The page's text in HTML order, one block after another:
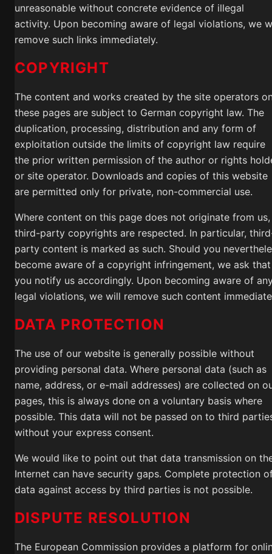
unreasonable without concrete evidence of illegal
activity. Upon becoming aware of legal violations, we
remove such links immediately.
COPYRIGHT
The content and works created by the site operators
these pages are subject to German copyright law. The
duplication, processing, distribution and any form of
exploitation outside the limits of copyright law require
the prior written permission of the author or rights
or site operator. Downloads and copies of this website
are permitted only for private, non-commercial use.
Where content on this page does not originate from us,
third-party copyrights are respected. In particular,
party content is marked as such. Should you
become aware of a copyright infringement, we ask that
you notify us accordingly. Upon becoming aware of
legal violations, we will remove such content
DATA PROTECTION
The use of our website is generally possible without
providing personal data. Where personal data (such as
name, address, or e-mail addresses) are collected on
pages, this is always done on a voluntary basis where
possible. This data will not be passed on to third
without your express consent.
We would like to point out that data transmission on
Internet can have security gaps. Complete protection
data against access by third parties is not possible.
DISPUTE RESOLUTION
The European Commission provides a platform for